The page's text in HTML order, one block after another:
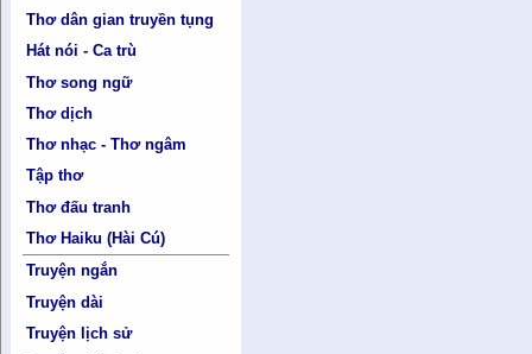
Thơ dân gian truyền tụng
Hát nói - Ca trù
Thơ song ngữ
Thơ dịch
Thơ nhạc - Thơ ngâm
Tập thơ
Thơ đấu tranh
Thơ Haiku (Hài Cú)
Truyện ngắn
Truyện dài
Truyện lịch sử